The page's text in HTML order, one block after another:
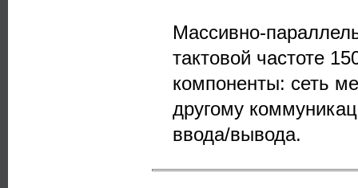
Массивно-
тактовой частоте
компоненты: сеть
другому
ввода/вывода.